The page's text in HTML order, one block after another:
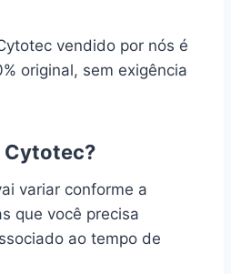
vendido por nós é
original, sem exigência
Cytotec?
variar conforme a
que você precisa
ao tempo de